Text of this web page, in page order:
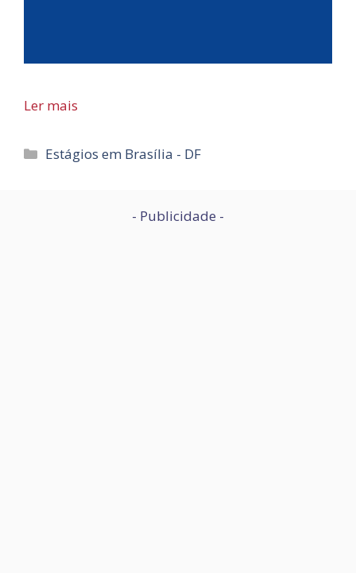
Ler mais
Categorias
Estágios em Brasília - DF
- Publicidade -